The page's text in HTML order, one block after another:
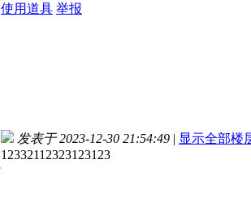
使用道具 举报
发表于 2023-12-30 21:54:49 | 显示全部楼
12332112323123123